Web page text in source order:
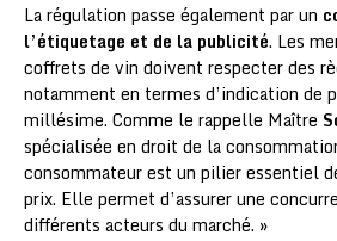
La régulation passe également par un
l’étiquetage et de la publicité. Les
coffrets de vin doivent respecter des
notamment en termes d’indication de
millésime. Comme le rappelle Maître
spécialisée en droit de la
consommateur est un pilier essentiel
prix. Elle permet d’assurer une
différents acteurs du marché. »